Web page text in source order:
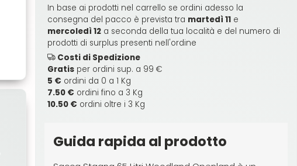
In base ai prodotti nel carrello se ordini adesso la
consegna del pacco è prevista tra martedì 11 e
mercoledì 12 a seconda della tua località e del numero di
prodotti di surplus presenti nell'ordine
Costi di Spedizione
Gratis per ordini sup. a 99 €
5 € ordini da 0 a 1 Kg
7.50 € ordini fino a 3 Kg
10.50 € ordini oltre i 3 Kg
Guida rapida al prodotto